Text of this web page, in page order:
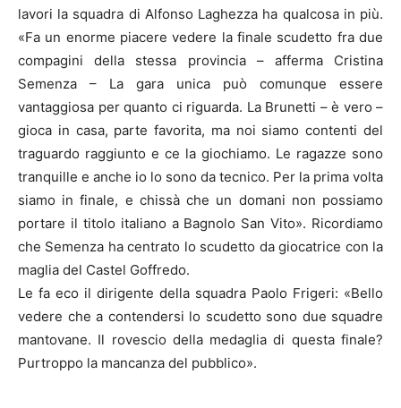
lavori la squadra di Alfonso Laghezza ha qualcosa in più.
«Fa un enorme piacere vedere la finale scudetto fra due
compagini della stessa provincia – afferma Cristina
Semenza – La gara unica può comunque essere
vantaggiosa per quanto ci riguarda. La Brunetti – è vero –
gioca in casa, parte favorita, ma noi siamo contenti del
traguardo raggiunto e ce la giochiamo. Le ragazze sono
tranquille e anche io lo sono da tecnico. Per la prima volta
siamo in finale, e chissà che un domani non possiamo
portare il titolo italiano a Bagnolo San Vito». Ricordiamo
che Semenza ha centrato lo scudetto da giocatrice con la
maglia del Castel Goffredo.
Le fa eco il dirigente della squadra Paolo Frigeri: «Bello
vedere che a contendersi lo scudetto sono due squadre
mantovane. Il rovescio della medaglia di questa finale?
Purtroppo la mancanza del pubblico».